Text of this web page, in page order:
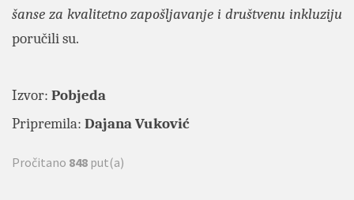
šanse za kvalitetno zapošljavanje i društvenu inkluziju
poručili su.
Izvor: Pobjeda
Pripremila: Dajana Vuković
Pročitano 848 put(a)